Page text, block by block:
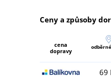
Ceny a způsoby
cena
dopravy
69